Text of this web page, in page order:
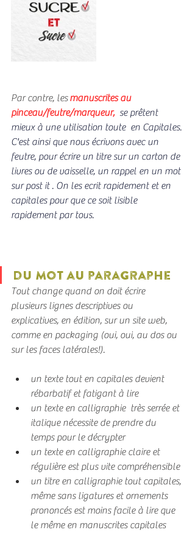
Par contre, les manuscrites au
pinceau/feutre/marqueur, se prêtent
mieux à une utilisation toute  en Capitales.
C'est ainsi que nous écrivons avec un
feutre, pour écrire un titre sur un carton de
livres ou de vaisselle, un rappel en un mot
sur post it . On les ecrit rapidement et en
capitales pour que ce soit lisible
rapidement par tous.
du mot au paragraphe
Tout change quand on doit écrire
plusieurs lignes descriptives ou
explicatives, en édition, sur un site web,
comme en packaging (oui, oui, au dos ou
sur les faces latérales!).
un texte tout en capitales devient
rébarbatif et fatigant à lire
un texte en calligraphie  très serrée et
italique nécessite de prendre du
temps pour le décrypter
un texte en calligraphie claire et
régulière est plus vite compréhensible
un titre en calligraphie tout capitales,
même sans ligatures et ornements
prononcés est moins facile à lire que
le même en manuscrites capitales